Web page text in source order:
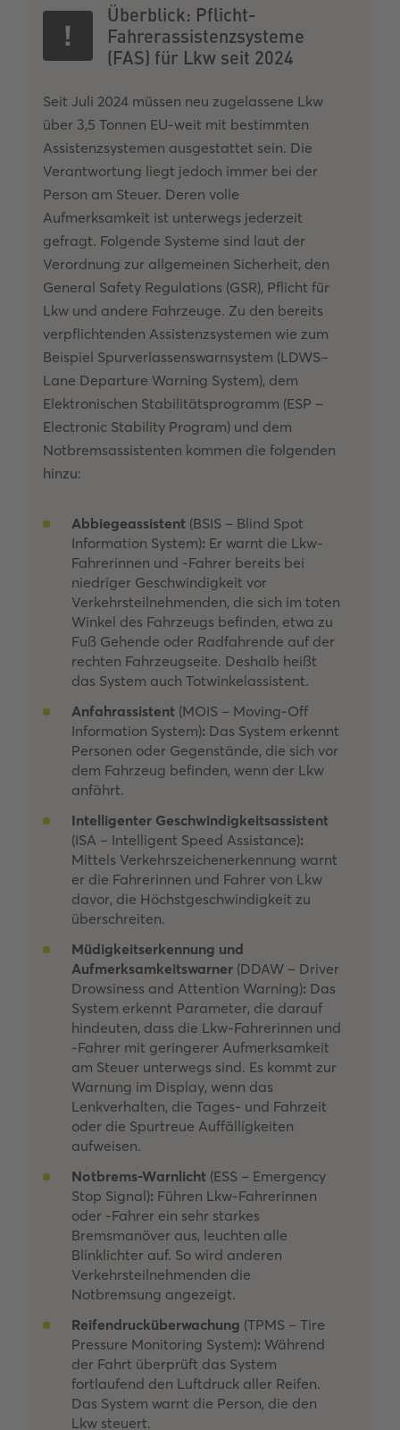
Überblick: Pflicht-
Fahrerassistenzsysteme
(FAS) für Lkw seit 2024
Seit Juli 2024 müssen neu zugelassene Lkw
über 3,5 Tonnen EU-weit mit bestimmten
Assistenzsystemen ausgestattet sein. Die
Verantwortung liegt jedoch immer bei der
Person am Steuer. Deren volle
Aufmerksamkeit ist unterwegs jederzeit
gefragt. Folgende Systeme sind laut der
Verordnung zur allgemeinen Sicherheit, den
General Safety Regulations (GSR), Pflicht für
Lkw und andere Fahrzeuge. Zu den bereits
verpflichtenden Assistenzsystemen wie zum
Beispiel Spurverlassenswarnsystem (LDWS–
Lane Departure Warning System), dem
Elektronischen Stabilitätsprogramm (ESP –
Electronic Stability Program) und dem
Notbremsassistenten kommen die folgenden
hinzu:
Abbiegeassistent (BSIS – Blind Spot
Information System): Er warnt die Lkw-
Fahrerinnen und -Fahrer bereits bei
niedriger Geschwindigkeit vor
Verkehrsteilnehmenden, die sich im toten
Winkel des Fahrzeugs befinden, etwa zu
Fuß Gehende oder Radfahrende auf der
rechten Fahrzeugseite. Deshalb heißt
das System auch Totwinkelassistent.
Anfahrassistent (MOIS – Moving-Off
Information System): Das System erkennt
Personen oder Gegenstände, die sich vor
dem Fahrzeug befinden, wenn der Lkw
anfährt.
Intelligenter Geschwindigkeitsassistent
(ISA – Intelligent Speed Assistance):
Mittels Verkehrszeichenerkennung warnt
er die Fahrerinnen und Fahrer von Lkw
davor, die Höchstgeschwindigkeit zu
überschreiten.
Müdigkeitserkennung und
Aufmerksamkeitswarner (DDAW – Driver
Drowsiness and Attention Warning): Das
System erkennt Parameter, die darauf
hindeuten, dass die Lkw-Fahrerinnen und
-Fahrer mit geringerer Aufmerksamkeit
am Steuer unterwegs sind. Es kommt zur
Warnung im Display, wenn das
Lenkverhalten, die Tages- und Fahrzeit
oder die Spurtreue Auffälligkeiten
aufweisen.
Notbrems-Warnlicht (ESS – Emergency
Stop Signal): Führen Lkw-Fahrerinnen
oder -Fahrer ein sehr starkes
Bremsmanöver aus, leuchten alle
Blinklichter auf. So wird anderen
Verkehrsteilnehmenden die
Notbremsung angezeigt.
Reifendrucküberwachung (TPMS – Tire
Pressure Monitoring System): Während
der Fahrt überprüft das System
fortlaufend den Luftdruck aller Reifen.
Das System warnt die Person, die den
Lkw steuert.